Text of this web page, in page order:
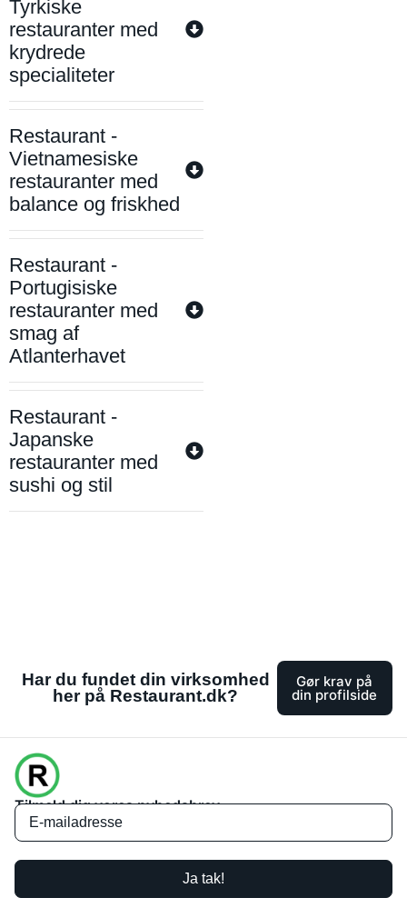
Tyrkiske
restauranter med
krydrede
specialiteter
Restaurant -
Vietnamesiske
restauranter med
balance og friskhed
Restaurant -
Portugisiske
restauranter med
smag af
Atlanterhavet
Restaurant -
Japanske
restauranter med
sushi og stil
Har du fundet din virksomhed
her på Restaurant.dk?
Gør krav på
din profilside
Tilmeld dig vores nyhedsbrev
Ja tak!